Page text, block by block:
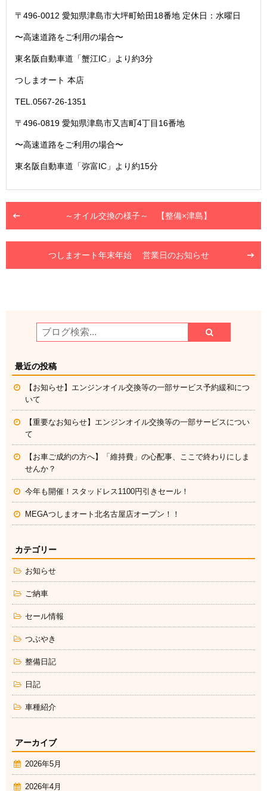
〒496-0012 愛知県津島市大坪町蛤田18番地 定休日：水曜日
〜高速道路をご利用の場合〜
東名阪自動車道「蟹江IC」より約3分
つしまオート 本店
TEL.0567-26-1351
〒496-0819 愛知県津島市又吉町4丁目16番地
〜高速道路をご利用の場合〜
東名阪自動車道「弥富IC」より約15分
～オイル交換の様子～ 【整備×津島】
つしまオート年末年始 営業日のお知らせ
最近の投稿
【お知らせ】エンジンオイル交換等の一部サービス予約緩和につ
いて
【重要なお知らせ】エンジンオイル交換等の一部サービスについ
て
【お車ご成約の方へ】「維持費」の心配事、ここで終わりにしま
せんか？
今年も開催！スタッドレス1100円引きセール！
MEGAつしまオート北名古屋店オープン！！
カテゴリー
お知らせ
ご納車
セール情報
つぶやき
整備日記
日記
車種紹介
アーカイブ
2026年5月
2026年4月